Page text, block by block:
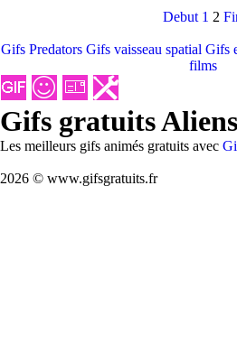
Debut 1 2
Gifs Predators Gifs vaisseau spatial Gifs
films
Gifs gratuits
Les meilleurs gifs animés gratuits avec
2026 © www.gifsgratuits.fr